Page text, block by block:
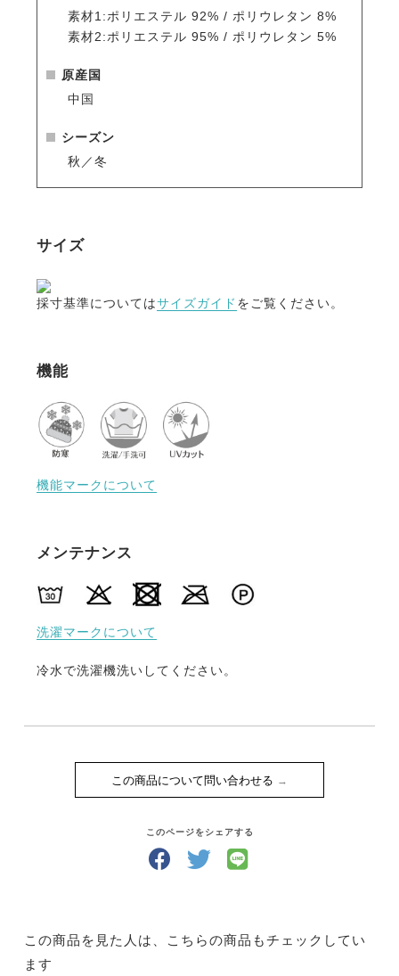
素材1:ポリエステル 92% / ポリウレタン 8%
素材2:ポリエステル 95% / ポリウレタン 5%
原産国
中国
シーズン
秋／冬
サイズ
採寸基準についてはサイズガイド をご覧ください。
機能
機能マークについて
メンテナンス
洗濯マークについて
冷水で洗濯機洗いしてください。
この商品について問い合わせる
このページをシェアする
この商品を見た人は、こちらの商品もチェックしてい
ます